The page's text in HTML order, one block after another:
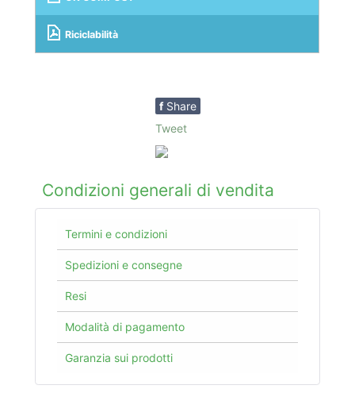
Riciclabilità
f Share
Tweet
Condizioni generali di vendita
Termini e condizioni
Spedizioni e consegne
Resi
Modalità di pagamento
Garanzia sui prodotti